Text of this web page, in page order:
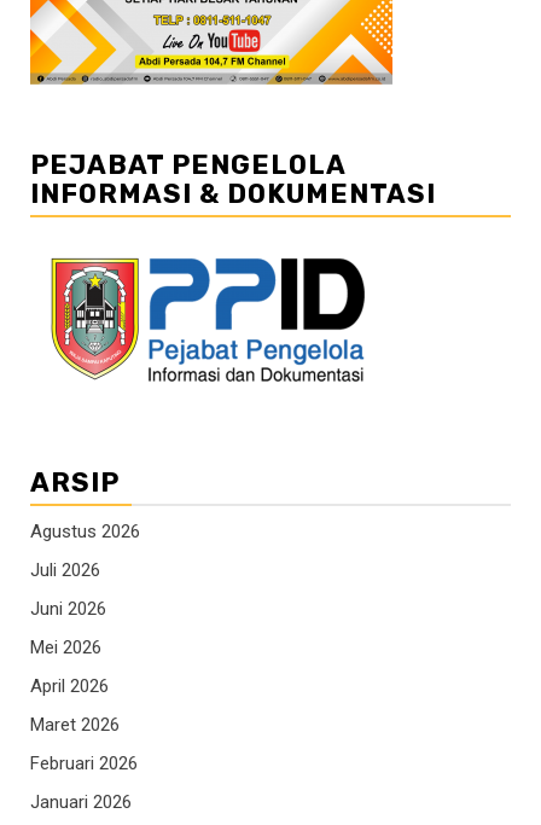
PEJABAT PENGELOLA
INFORMASI & DOKUMENTASI
ARSIP
Agustus 2026
Juli 2026
Juni 2026
Mei 2026
April 2026
Maret 2026
Februari 2026
Januari 2026